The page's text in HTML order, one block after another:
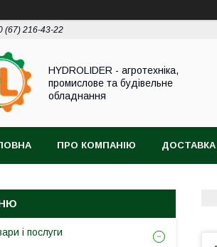
(67) 216-43-22
HYDROLIDER - агротехніка,
промислове та будівельне
обладнання
ПРО КОМПАНІЮ
і послуги